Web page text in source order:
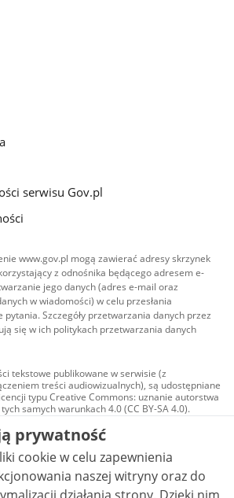
serwisu Gov.pl
www.gov.pl mogą zawierać adresy skrzynek
z odnośnika będącego adresem e-
jego danych (adres e-mail oraz
w wiadomości) w celu przesłania
pytania. Szczegóły przetwarzania danych przez
się w ich politykach przetwarzania danych
tekstowe publikowane w serwisie (z
treści audiowizualnych), są udostępniane
typu Creative Commons: uznanie autorstwa
samych warunkach 4.0 (CC BY-SA 4.0).
audiowizualne, w tym zdjęcia, materiały
i wideo, są udostępniane na licencji typu
Commons: uznanie autorstwa użycie
- bez utworów zależnych 4.0 (CC BY-
4.0), o ile nie jest to stwierdzone inaczej.
prywatność
cookie w celu zapewnienia
naszej witryny oraz do